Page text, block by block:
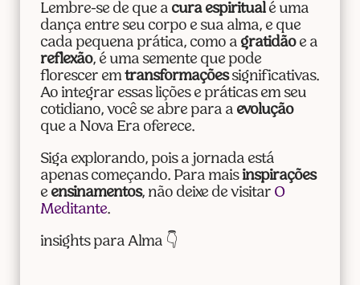
Lembre-se de que a cura espiritualé uma
dança entre seu corpo e sua alma, e que
cada pequena prática, como a gratidãoe a
reflexão, é uma semente que pode
florescer em transformaçõessignificativas.
Ao integrar essas lições e práticas em seu
cotidiano, você se abre para a evolução
que a Nova Era oferece.
Siga explorando, pois a jornada está
apenas começando. Para mais inspirações
e ensinamentos, não deixe de visitar O
Meditante.
insights para Alma 👇